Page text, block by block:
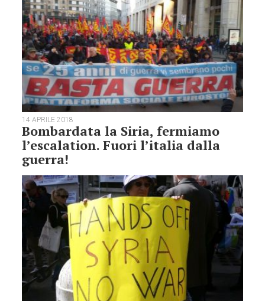
14 APRILE 2018
Bombardata la Siria, fermiamo
l’escalation. Fuori l’italia dalla
guerra!